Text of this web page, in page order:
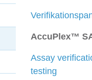
AccuPlex™
Assay
testing